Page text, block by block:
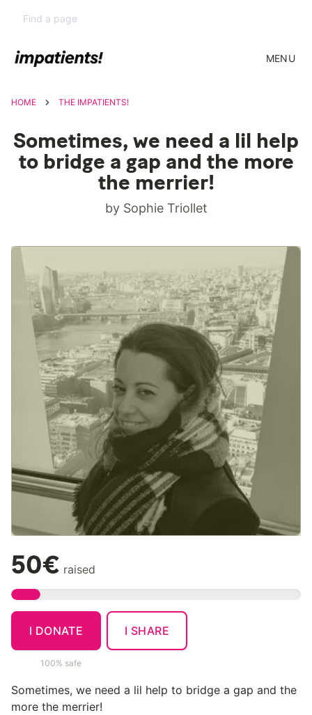
MENU
HOME THE IMPATIENTS!
Sometimes, we need a lil help
to bridge a gap and the more
the merrier!
by Sophie Triollet
50€ raised
I DONATE
100% safe
I SHARE
Sometimes, we need a lil help to bridge a gap and the
more the merrier!